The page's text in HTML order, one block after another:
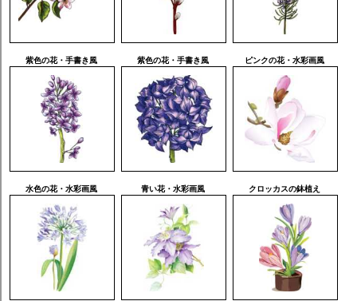
紫色の花・手書き風 紫色の花・手書き風 ピンクの花・水彩画風
水色の花・水彩画風 青い花・水彩画風 クロッカスの鉢植え